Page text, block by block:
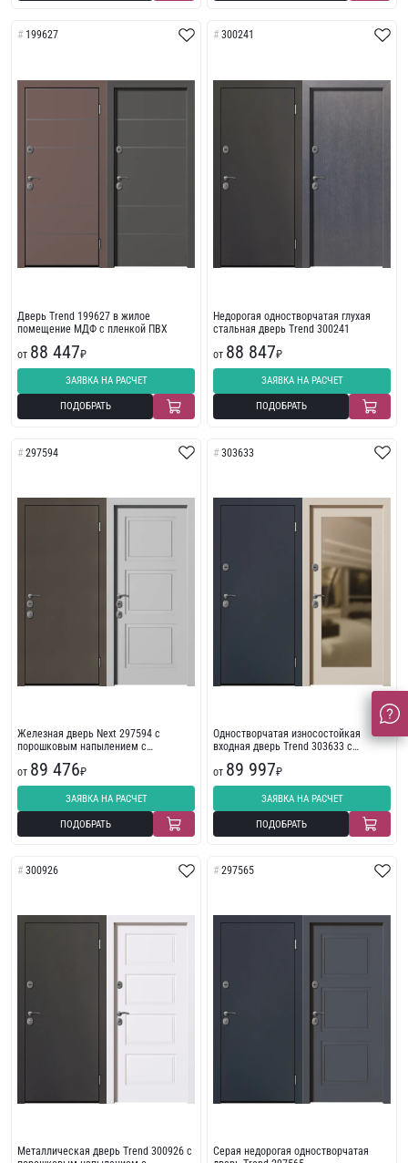
199627
Дверь Trend 199627 в жилое
помещение МДФ с пленкой ПВХ
от 88 447₽
ЗАЯВКА НА РАСЧЕТ
ПОДОБРАТЬ
300241
Недорогая одностворчатая глухая
стальная дверь Trend 300241
от 88 847₽
ЗАЯВКА НА РАСЧЕТ
ПОДОБРАТЬ
297594
Железная дверь Next 297594 с
порошковым напылением с
фрезеровкой
от 89 476₽
ЗАЯВКА НА РАСЧЕТ
ПОДОБРАТЬ
303633
Одностворчатая износостойкая
входная дверь Trend 303633 с
от 89 997₽
ЗАЯВКА НА РАСЧЕТ
ПОДОБРАТЬ
300926
Металлическая дверь Trend 300926 с
297565
Серая недорогая одностворчатая